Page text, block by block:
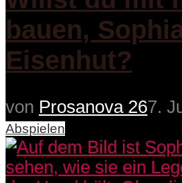
bauen,
Eisenhut?
von Prosanova 267.
Abspielen